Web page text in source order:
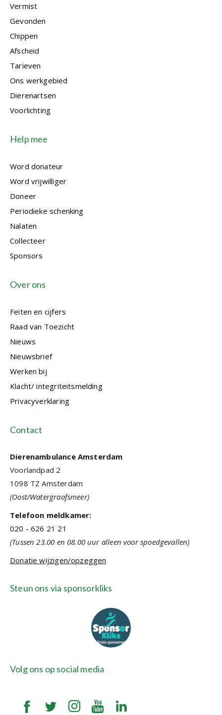
Vermist
Gevonden
Chippen
Afscheid
Tarieven
Ons werkgebied
Dierenartsen
Voorlichting
Help mee
Word donateur
Word vrijwilliger
Doneer
Periodieke schenking
Nalaten
Collecteer
Sponsors
Over ons
Feiten en cijfers
Raad van Toezicht
Nieuws
Nieuwsbrief
Werken bij
Klacht/ integriteitsmelding
Privacyverklaring
Contact
Dierenambulance Amsterdam
Voorlandpad 2
1098 TZ Amsterdam
(Oost/Watergraafsmeer)
Telefoon meldkamer:
020 - 626 21 21
(Tussen 23.00 en 08.00 uur alleen voor spoedgevallen)
Donatie wijzigen/opzeggen
Steun ons via sponsorkliks
Volg ons op social media